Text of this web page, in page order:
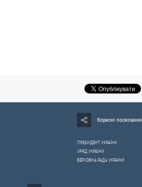
Корисні посилання
ПРЕЗИДЕНТ УКРАЇНИ
УРЯД УКРАЇНИ
ВЕРХОВНА РАДА УКРАЇНИ